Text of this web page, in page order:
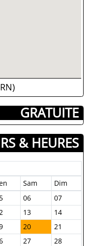
­ GRATUITE
& HEURES
Sam
Dim
06
07
13
14
20
21
27
28